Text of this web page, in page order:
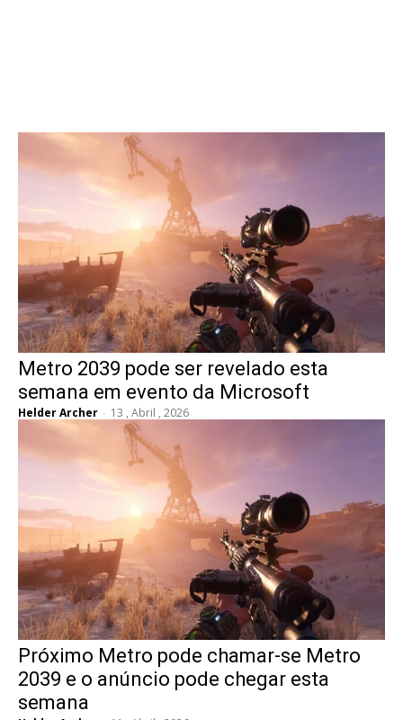
Metro 2039 pode ser revelado esta
semana em evento da Microsoft
Helder Archer - 13 , Abril , 2026
Próximo Metro pode chamar-se Metro
2039 e o anúncio pode chegar esta
semana